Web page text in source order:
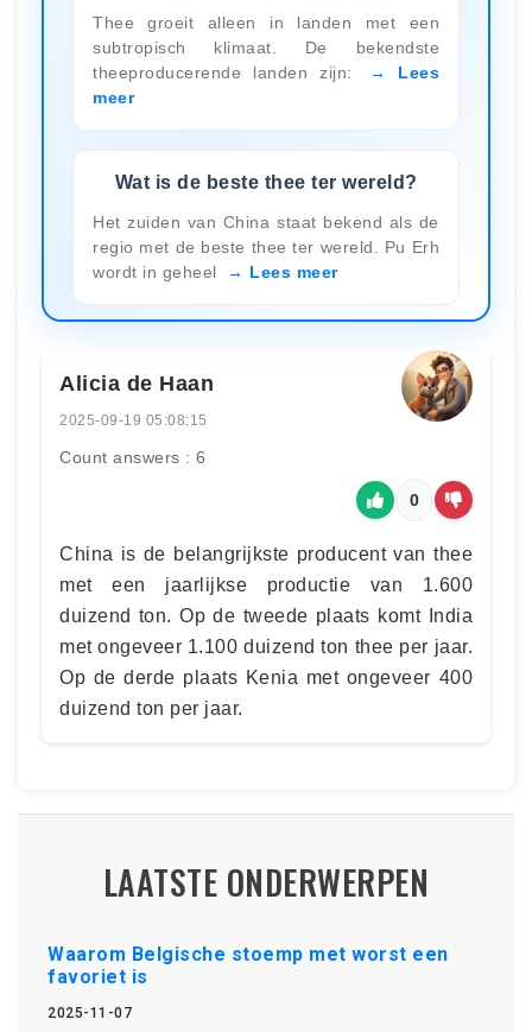
Thee groeit alleen in landen met een
subtropisch klimaat. De bekendste
theeproducerende landen zijn:
Lees
meer
Wat is de beste thee ter wereld?
Het zuiden van China staat bekend als de
regio met de beste thee ter wereld. Pu Erh
wordt in geheel
Lees meer
Alicia de Haan
2025-09-19 05:08:15
Count answers : 6
0
China is de belangrijkste producent van thee
met een jaarlijkse productie van 1.600
duizend ton. Op de tweede plaats komt India
met ongeveer 1.100 duizend ton thee per jaar.
Op de derde plaats Kenia met ongeveer 400
duizend ton per jaar.
LAATSTE ONDERWERPEN
Waarom Belgische stoemp met worst een
favoriet is
2025-11-07